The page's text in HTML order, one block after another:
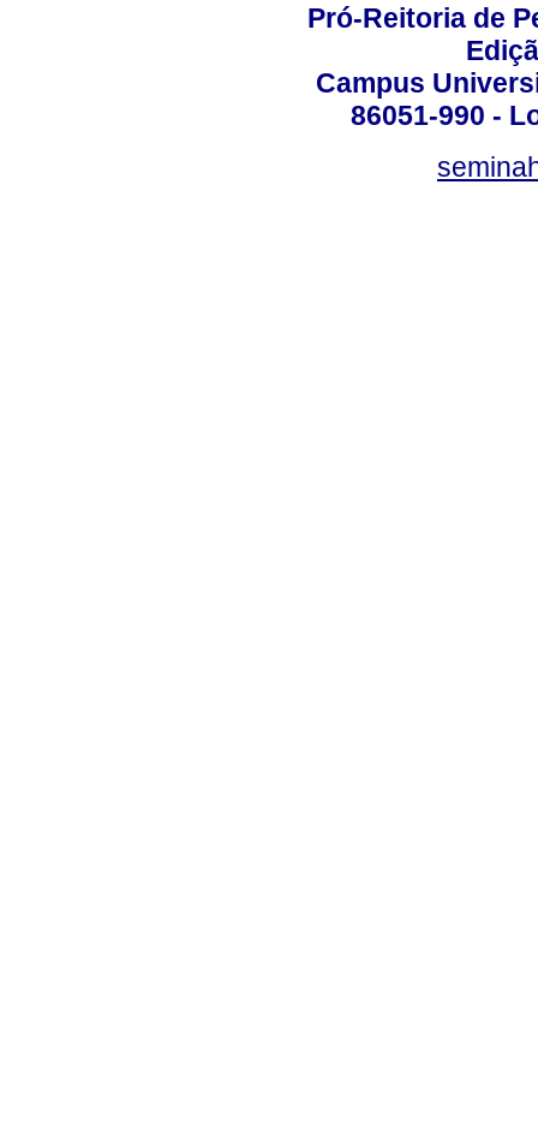
Pró-Reitoria de
Campus
86051-990 -